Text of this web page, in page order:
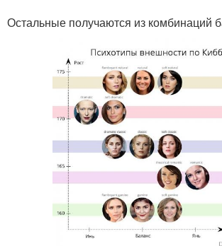
Остальные получаются из комбинаций